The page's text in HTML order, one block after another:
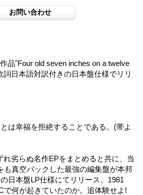
品"Four old seven inches on a twelve
詞日本語対訳付きの日本盤仕様でリリ
は幸福を拒絶することである。(帯よ
劣らぬ名作EPをまとめると共に、当
も真空パックした最強の編集盤が本邦
日本盤LP仕様にてリリース。1981
で何が起きていたのか。追体験せよ!